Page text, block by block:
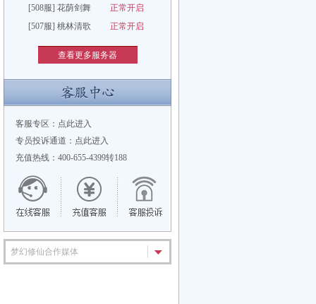
[508服] 花荫剑舞
正常开启
[507服] 桃林清歌
正常开启
查看更多服务器
客服专区： 点此进入
专员投诉通道： 点此进入
充值热线：400-655-4399转188
梦幻修仙合作媒体